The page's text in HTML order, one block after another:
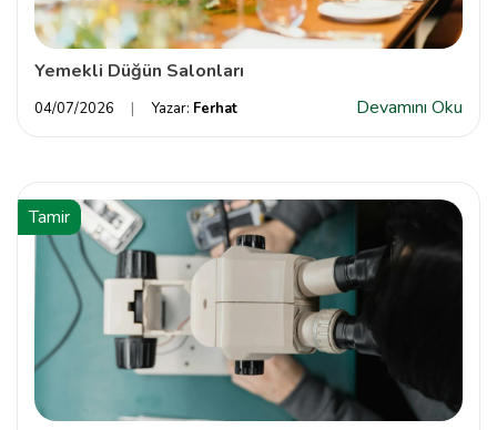
Yemekli Düğün Salonları
04/07/2026 Yazar: Ferhat Devamını Oku
Tamir